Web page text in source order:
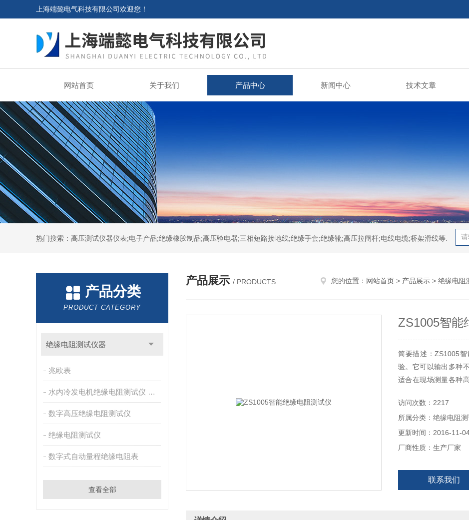
上海端懿电气科技有限公司欢迎您！
网站首页 关于我们 产品中心 新闻中心 技术文章
热门搜索：高压测试仪器仪表;电子产品;绝缘橡胶制品;高压验电器;三相短路接地线;绝缘手套;绝缘靴;高压拉闸杆;电线电缆;桥架滑线等.
产品分类
PRODUCT CATEGORY
绝缘电阻测试仪器
兆欧表
水内冷发电机绝缘电阻测试仪 兆欧表
数字高压绝缘电阻测试仪
绝缘电阻测试仪
数字式自动量程绝缘电阻表
查看全部
产品展示 / PRODUCTS 您的位置： 网站首页 > 产品展示 > 绝缘电阻
ZS1005智能
简要描述：ZS1005
验。它可以输出多种
适合在现场测量各种
升压系统。只需要用
访问次数：2217
所属分类：绝缘电阻
更新时间：2016-11-
厂商性质：生产厂家
联系我们